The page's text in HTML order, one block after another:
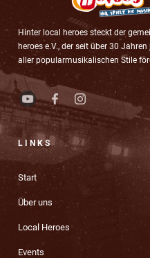
Hinter local heroes steckt der
heroes e.V., der seit über 30
aller popularmusikalischen Stile
LINKS
Start
Über uns
Local Heroes
Events